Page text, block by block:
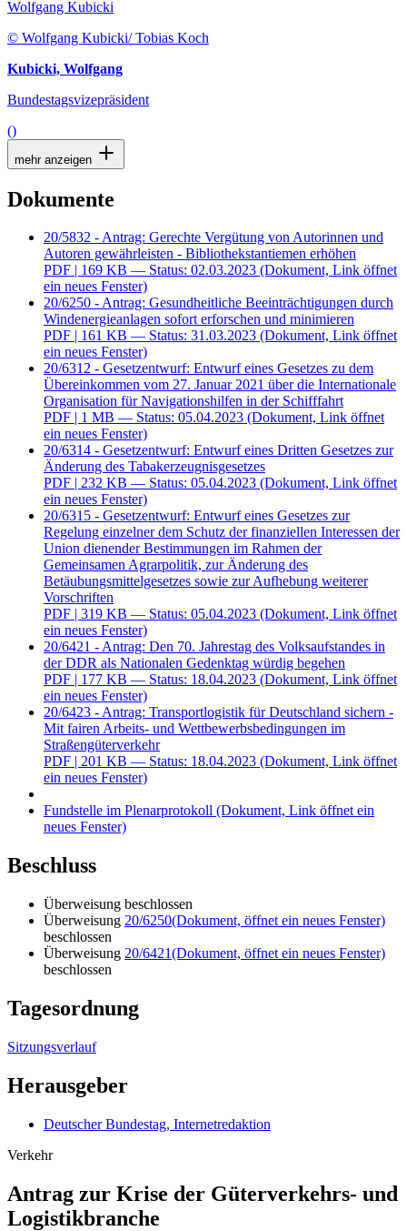
Wolfgang Kubicki
© Wolfgang Kubicki/ Tobias Koch
Kubicki, Wolfgang
Bundestagsvizepräsident
()
mehr anzeigen
Dokumente
20/5832 - Antrag: Gerechte Vergütung von Autorinnen und
Autoren gewährleisten - Bibliothekstantiemen erhöhen
PDF | 169 KB — Status: 02.03.2023 (Dokument, Link öffnet
ein neues Fenster)
20/6250 - Antrag: Gesundheitliche Beeinträchtigungen durch
Windenergieanlagen sofort erforschen und minimieren
PDF | 161 KB — Status: 31.03.2023 (Dokument, Link öffnet
ein neues Fenster)
20/6312 - Gesetzentwurf: Entwurf eines Gesetzes zu dem
Übereinkommen vom 27. Januar 2021 über die Internationale
Organisation für Navigationshilfen in der Schifffahrt
PDF | 1 MB — Status: 05.04.2023 (Dokument, Link öffnet
ein neues Fenster)
20/6314 - Gesetzentwurf: Entwurf eines Dritten Gesetzes zur
Änderung des Tabakerzeugnisgesetzes
PDF | 232 KB — Status: 05.04.2023 (Dokument, Link öffnet
ein neues Fenster)
20/6315 - Gesetzentwurf: Entwurf eines Gesetzes zur
Regelung einzelner dem Schutz der finanziellen Interessen der
Union dienender Bestimmungen im Rahmen der
Gemeinsamen Agrarpolitik, zur Änderung des
Betäubungsmittelgesetzes sowie zur Aufhebung weiterer
Vorschriften
PDF | 319 KB — Status: 05.04.2023 (Dokument, Link öffnet
ein neues Fenster)
20/6421 - Antrag: Den 70. Jahrestag des Volksaufstandes in
der DDR als Nationalen Gedenktag würdig begehen
PDF | 177 KB — Status: 18.04.2023 (Dokument, Link öffnet
ein neues Fenster)
20/6423 - Antrag: Transportlogistik für Deutschland sichern -
Mit fairen Arbeits- und Wettbewerbsbedingungen im
Straßengüterverkehr
PDF | 201 KB — Status: 18.04.2023 (Dokument, Link öffnet
ein neues Fenster)
Fundstelle im Plenarprotokoll (Dokument, Link öffnet ein
neues Fenster)
Beschluss
Überweisung beschlossen
Überweisung 20/6250(Dokument, öffnet ein neues Fenster)
beschlossen
Überweisung 20/6421(Dokument, öffnet ein neues Fenster)
beschlossen
Tagesordnung
Sitzungsverlauf
Herausgeber
Deutscher Bundestag, Internetredaktion
Verkehr
Antrag zur Krise der Güterverkehrs- und
Logistikbranche